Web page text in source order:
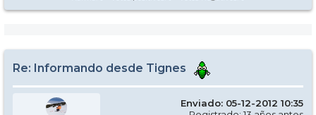
Re: Informando desde Tignes
Enviado: 05-12-2012 10:35